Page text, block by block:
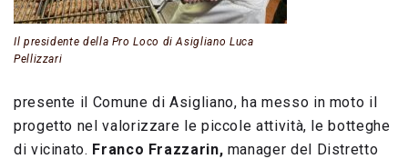
Il presidente della Pro Loco di Asigliano Luca
Pellizzari
presente il Comune di Asigliano, ha messo in moto il
progetto nel valorizzare le piccole attività, le botteghe
di vicinato. Franco Frazzarin, manager del Distretto